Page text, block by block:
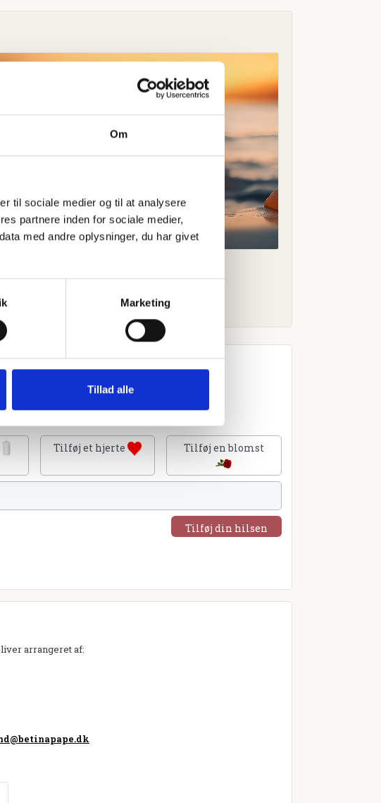
Om
til sociale medier og til at analysere
partnere inden for sociale medier,
med andre oplysninger, du har givet
Marketing
Tillad alle
Tilføj et hjerte Tilføj en blomst
Tilføj din hilsen
arrangeret af: